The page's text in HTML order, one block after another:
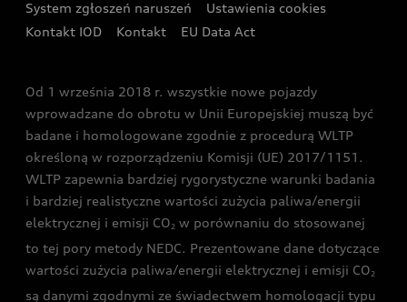
Audi exclusive
Zakopanem
System zgłoszeń naruszeń
Ustawienia cookies
Kontakt IOD
Kontakt EU Data Act
Od 1 września 2018 r. wszystkie nowe pojazdy
wprowadzane do obrotu w Unii Europejskiej muszą być
badane i homologowane zgodnie z procedurą WLTP
określoną w rozporządzeniu Komisji (UE) 2017/1151.
WLTP zapewnia bardziej rygorystyczne warunki badania
i bardziej realistyczne wartości zużycia paliwa/energii
elektrycznej i emisji CO2 w porównaniu do stosowanej
to tej pory metody NEDC. Prezentowane dane dotyczące
wartości zużycia paliwa/energii elektrycznej i emisji CO2
są danymi zgodnymi ze świadectwem homologacji typu